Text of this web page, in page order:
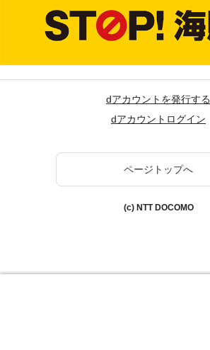
dアカウントを発行する
dアカウントログイン
ページトップへ
(c) NTT DOCOMO